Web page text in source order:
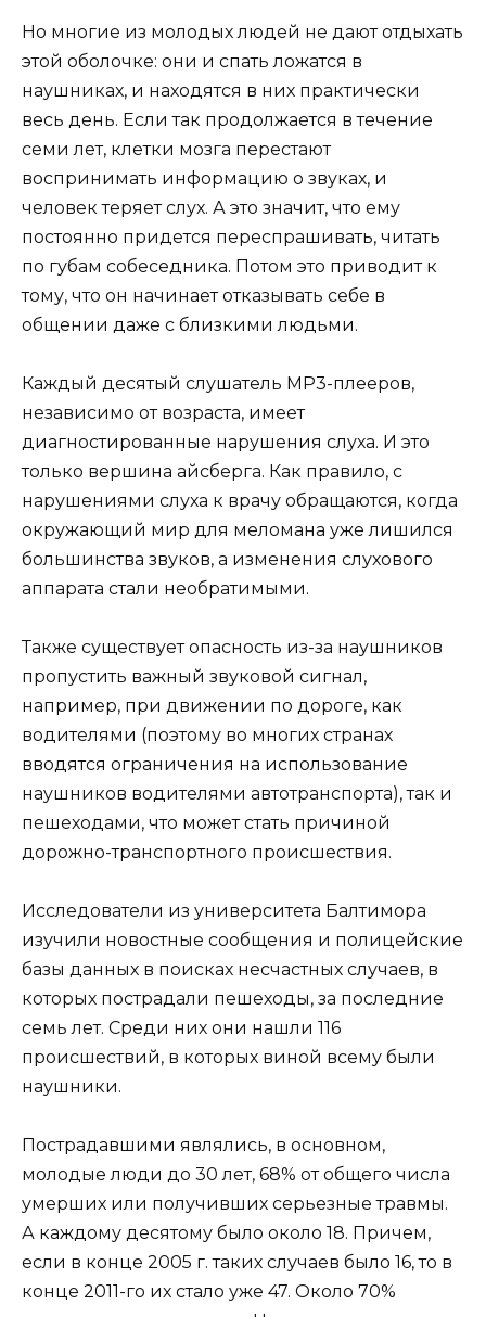
Но многие из молодых людей не дают отдыхать
этой оболочке: они и спать ложатся в
наушниках, и находятся в них практически
весь день. Если так продолжается в течение
семи лет, клетки мозга перестают
воспринимать информацию о звуках, и
человек теряет слух. А это значит, что ему
постоянно придется переспрашивать, читать
по губам собеседника. Потом это приводит к
тому, что он начинает отказывать себе в
общении даже с близкими людьми.
Каждый десятый слушатель МР3-плееров,
независимо от возраста, имеет
диагностированные нарушения слуха. И это
только вершина айсберга. Как правило, с
нарушениями слуха к врачу обращаются, когда
окружающий мир для меломана уже лишился
большинства звуков, а изменения слухового
аппарата стали необратимыми.
Также существует опасность из-за наушников
пропустить важный звуковой сигнал,
например, при движении по дороге, как
водителями (поэтому во многих странах
вводятся ограничения на использование
наушников водителями автотранспорта), так и
пешеходами, что может стать причиной
дорожно-транспортного происшествия.
Исследователи из университета Балтимора
изучили новостные сообщения и полицейские
базы данных в поисках несчастных случаев, в
которых пострадали пешеходы, за последние
семь лет. Среди них они нашли 116
происшествий, в которых виной всему были
наушники.
Пострадавшими являлись, в основном,
молодые люди до 30 лет, 68% от общего числа
умерших или получивших серьезные травмы.
А каждому десятому было около 18. Причем,
если в конце 2005 г. таких случаев было 16, то в
конце 2011-го их стало уже 47. Около 70%